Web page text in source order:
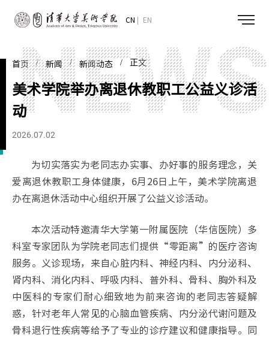
CN EN
首页/ 新闻/ 新闻动态 / 正文
美术学院举办离退休教职工公益义诊活
动
2026.07.02
为切实落实为老同志办实事、办好事的服务理念，关
爱离退休教职工身体健康，6月26日上午，美术学院离退
办在离退休活动中心组织开展了公益义诊活动。
本次活动特邀清华大学第一附属医院（华信医院）多
科室专家团队为学院老同志们提供“零距离”的医疗咨询
服务。义诊现场，来自心脏内科、神经内科、内分泌科、
肾内科、消化内科、呼吸内科、普外科、骨科、胸外科及
中医科的专家们耐心细致地为前来咨询的老同志答疑解
惑，针对老年人常见的心脑血管疾病、内分泌代谢问题及
骨科退行性疾病等给予了专业的诊疗建议和健康指导。同